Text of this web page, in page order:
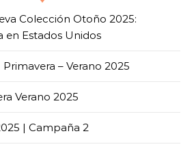
Colección Otoño 2025:
en Estados Unidos
– Verano 2025
Verano 2025
| Campaña 2